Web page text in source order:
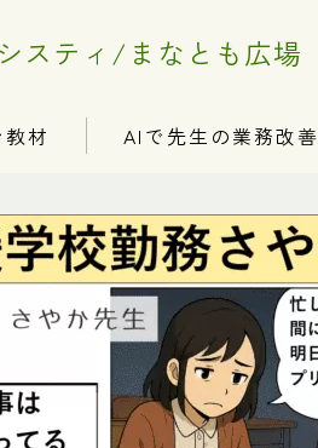
スティ/まなとも広場
材 AIで先生の業務改善